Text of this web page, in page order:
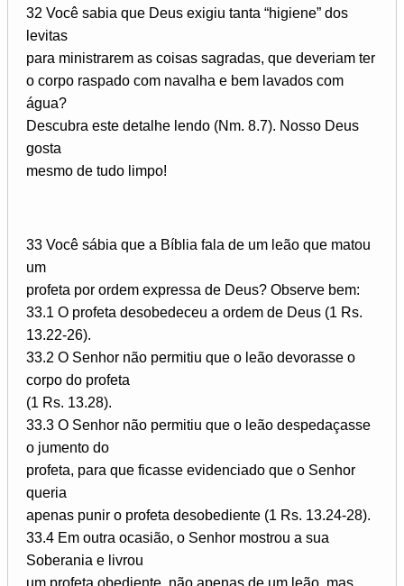
32 Você sabia que Deus exigiu tanta “higiene” dos
levitas
para ministrarem as coisas sagradas, que deveriam ter
o corpo raspado com navalha e bem lavados com
água?
Descubra este detalhe lendo (Nm. 8.7). Nosso Deus
gosta
mesmo de tudo limpo!
33 Você sábia que a Bíblia fala de um leão que matou
um
profeta por ordem expressa de Deus? Observe bem:
33.1 O profeta desobedeceu a ordem de Deus (1 Rs.
13.22-26).
33.2 O Senhor não permitiu que o leão devorasse o
corpo do profeta
(1 Rs. 13.28).
33.3 O Senhor não permitiu que o leão despedaçasse
o jumento do
profeta, para que ficasse evidenciado que o Senhor
queria
apenas punir o profeta desobediente (1 Rs. 13.24-28).
33.4 Em outra ocasião, o Senhor mostrou a sua
Soberania e livrou
um profeta obediente, não apenas de um leão, mas